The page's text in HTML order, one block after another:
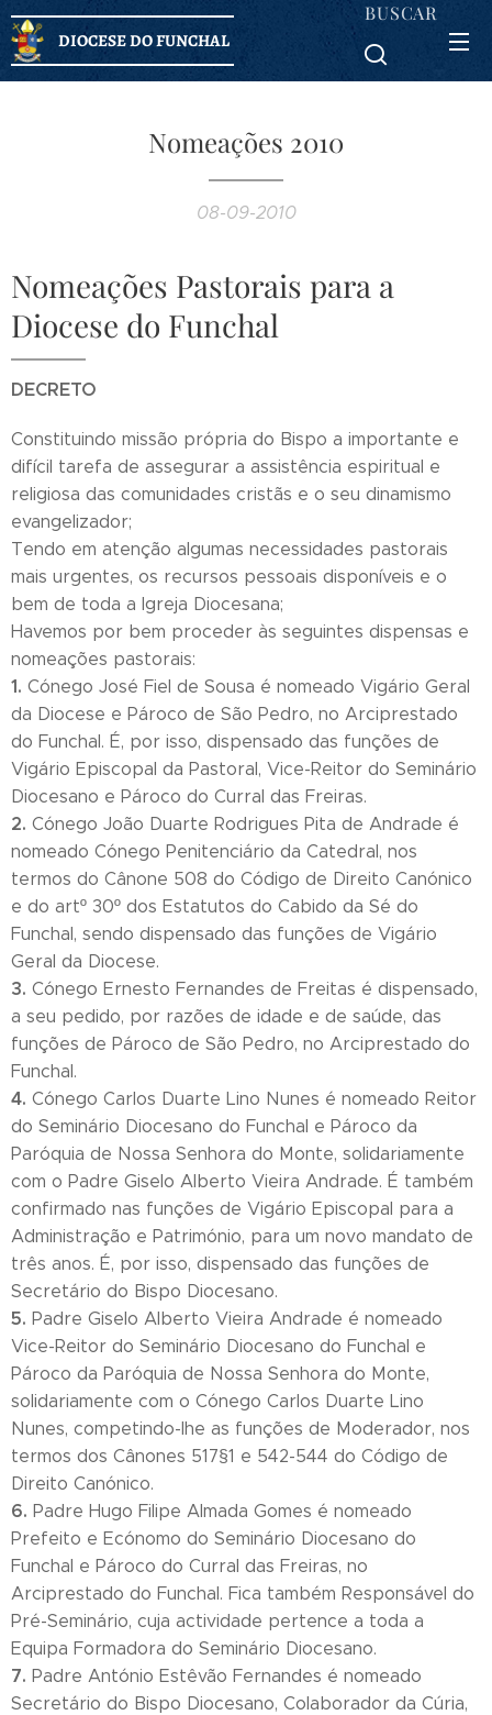
DIOCESE DO FUNCHAL
BUSCAR
Nomeações 2010
08-09-2010
Nomeações Pastorais para a
Diocese do Funchal
DECRETO
Constituindo missão própria do Bispo a importante e
difícil tarefa de assegurar a assistência espiritual e
religiosa das comunidades cristãs e o seu dinamismo
evangelizador;
Tendo em atenção algumas necessidades pastorais
mais urgentes, os recursos pessoais disponíveis e o
bem de toda a Igreja Diocesana;
Havemos por bem proceder às seguintes dispensas e
nomeações pastorais:
1. Cónego José Fiel de Sousa é nomeado Vigário Geral
da Diocese e Pároco de São Pedro, no Arciprestado
do Funchal. É, por isso, dispensado das funções de
Vigário Episcopal da Pastoral, Vice-Reitor do Seminário
Diocesano e Pároco do Curral das Freiras.
2. Cónego João Duarte Rodrigues Pita de Andrade é
nomeado Cónego Penitenciário da Catedral, nos
termos do Cânone 508 do Código de Direito Canónico
e do artº 30º dos Estatutos do Cabido da Sé do
Funchal, sendo dispensado das funções de Vigário
Geral da Diocese.
3. Cónego Ernesto Fernandes de Freitas é dispensado,
a seu pedido, por razões de idade e de saúde, das
funções de Pároco de São Pedro, no Arciprestado do
Funchal.
4. Cónego Carlos Duarte Lino Nunes é nomeado Reitor
do Seminário Diocesano do Funchal e Pároco da
Paróquia de Nossa Senhora do Monte, solidariamente
com o Padre Giselo Alberto Vieira Andrade. É também
confirmado nas funções de Vigário Episcopal para a
Administração e Património, para um novo mandato de
três anos. É, por isso, dispensado das funções de
Secretário do Bispo Diocesano.
5. Padre Giselo Alberto Vieira Andrade é nomeado
Vice-Reitor do Seminário Diocesano do Funchal e
Pároco da Paróquia de Nossa Senhora do Monte,
solidariamente com o Cónego Carlos Duarte Lino
Nunes, competindo-lhe as funções de Moderador, nos
termos dos Cânones 517§1 e 542-544 do Código de
Direito Canónico.
6. Padre Hugo Filipe Almada Gomes é nomeado
Prefeito e Ecónomo do Seminário Diocesano do
Funchal e Pároco do Curral das Freiras, no
Arciprestado do Funchal. Fica também Responsável do
Pré-Seminário, cuja actividade pertence a toda a
Equipa Formadora do Seminário Diocesano.
7. Padre António Estêvão Fernandes é nomeado
Secretário do Bispo Diocesano, Colaborador da Cúria,